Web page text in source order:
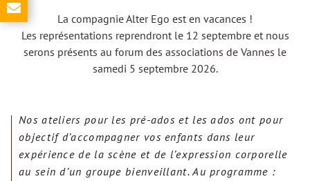
La compagnie Alter Ego est en vacances !
Les représentations reprendront le 12 septembre et nous
serons présents au forum des associations de Vannes le
samedi 5 septembre 2026.
Nos ateliers pour les pré-ados et les ados ont pour
objectif d’accompagner vos enfants dans leur
expérience de la scène et de l’expression corporelle
au sein d’un groupe bienveillant. Au programme :